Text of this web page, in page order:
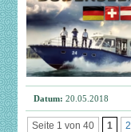
Datum: 20.05.2018
Seite 1 von 40 1 2